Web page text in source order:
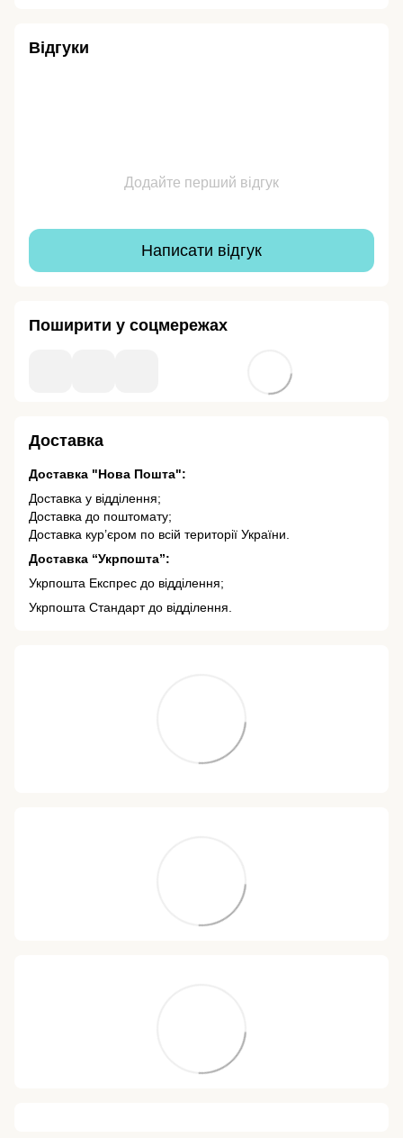
Відгуки
Додайте перший відгук
Написати відгук
Поширити у соцмережах
Доставка
Доставка "Нова Пошта":
Доставка у відділення;
Доставка до поштомату;
Доставка кур’єром по всій території України.
Доставка “Укрпошта”:
Укрпошта Експрес до відділення;
Укрпошта Стандарт до відділення.